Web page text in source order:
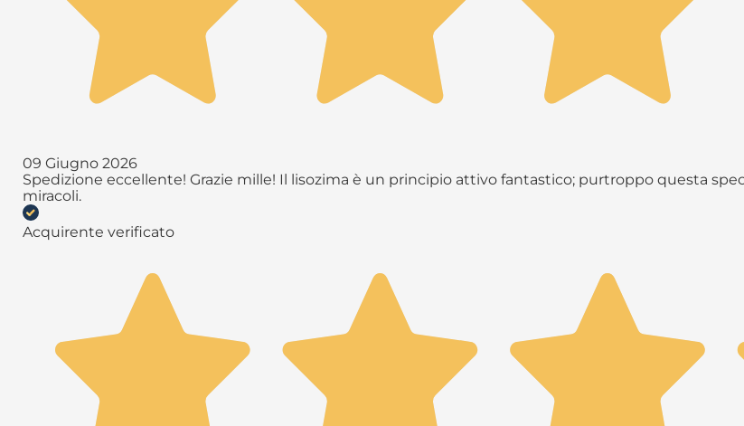
09 Giugno 2026
Spedizione eccellente! Grazie mille! Il lisozima è un principio attivo fantastico; purtroppo questa
miracoli.
Acquirente verificato